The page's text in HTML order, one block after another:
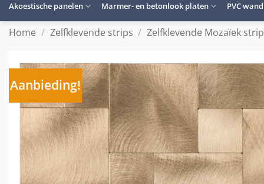
Akoestische panelen Marmer- en betonlook platen PVC
Home / Zelfklevende strips / Zelfklevende Mozaïek
Aanbieding!